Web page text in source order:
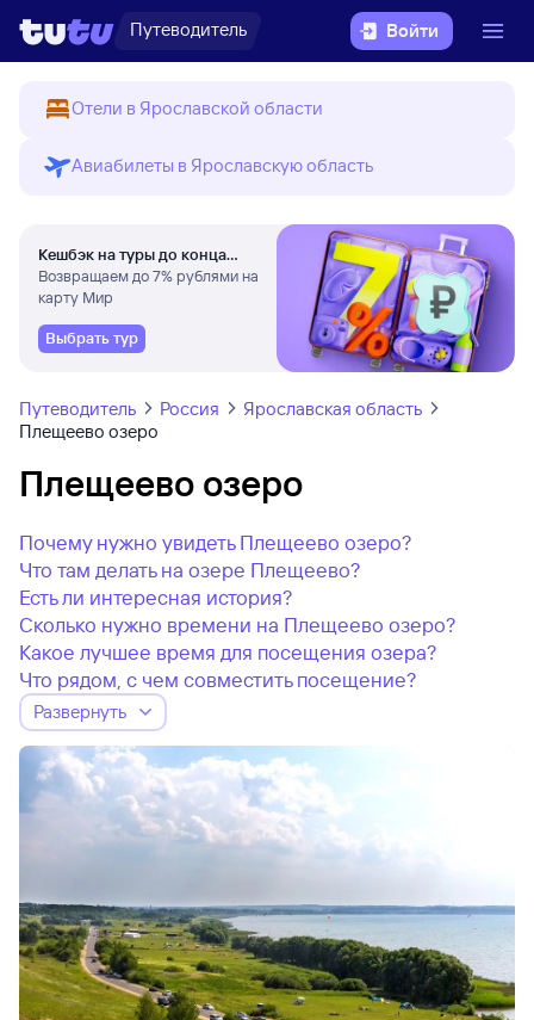
Путеводитель Войти
Отели в Ярославской области
Авиабилеты в Ярославскую область
Кешбэк на туры до конца
августа
Возвращаем до 7% рублями на
карту Мир
Выбрать тур
Путеводитель Россия
Ярославская область
Плещеево озеро
Плещеево озеро
Почему нужно увидеть Плещеево озеро?
Что там делать на озере Плещеево?
Есть ли интересная история?
Сколько нужно времени на Плещеево озеро?
Какое лучшее время для посещения озера?
Что рядом, с чем совместить посещение?
Развернуть